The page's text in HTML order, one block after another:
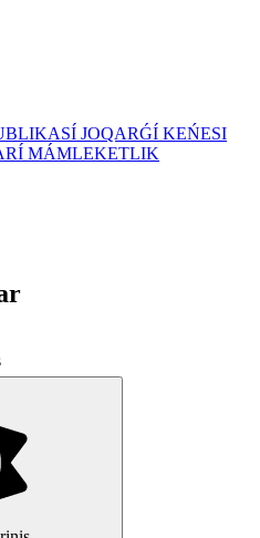
JOQARǴÍ KEŃESI
MÁMLEKETLIK